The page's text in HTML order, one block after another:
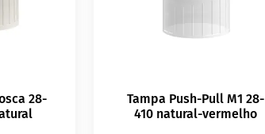
28-
Tampa Push-Pull M1 28-
410 natural-vermelho